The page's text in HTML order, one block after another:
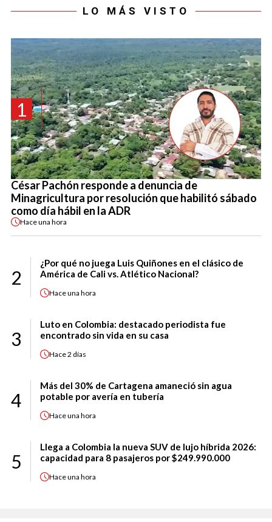
LO MÁS VISTO
1
César Pachón responde a denuncia de
Minagricultura por resolución que habilitó sábado
como día hábil en la ADR
Haceuna hora
2
¿Por qué no juega Luis Quiñones en el clásico de
América de Cali vs. Atlético Nacional?
Haceuna hora
3
Luto en Colombia: destacado periodista fue
encontrado sin vida en su casa
Hace2 días
4
Más del 30% de Cartagena amaneció sin agua
potable por avería en tubería
Haceuna hora
5
Llega a Colombia la nueva SUV de lujo híbrida 2026:
capacidad para 8 pasajeros por $249.990.000
Haceuna hora